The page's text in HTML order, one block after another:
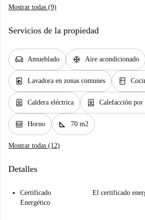
Mostrar todas (9)
Servicios de la propiedad
chair Amueblado ac_unit Aire acondicionado
local_laundry_service Lavadora en zonas comunes kitchen
water_heater Caldera eléctrica water_heater Calefacción por
oven_gen Horno square_foot 70 m2
Mostrar todas (12)
Detalles
Certificado
Energético
El certificado